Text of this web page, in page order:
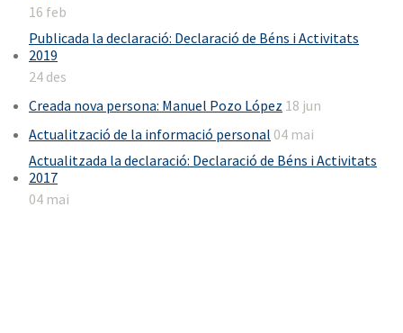
16 feb
Publicada la declaració: Declaració de Béns i Activitats
2019
24 des
Creada nova persona: Manuel Pozo López 18 jun
Actualització de la informació personal 04 mai
Actualitzada la declaració: Declaració de Béns i Activitats
2017
04 mai